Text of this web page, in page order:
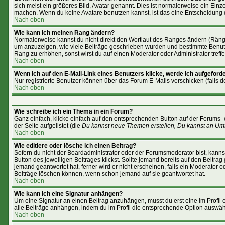
sich meist ein größeres Bild, Avatar genannt. Dies ist normalerweise ein
machen. Wenn du keine Avatare benutzen kannst, ist das eine
Nach oben
Wie kann ich meinen Rang ändern?
Normalerweise kannst du nicht direkt den Wortlaut des Ranges ändern
um anzuzeigen, wie viele Beiträge geschrieben wurden und bestimmte
Rang zu erhöhen, sonst wirst du auf einen Moderator oder Administrator
Nach oben
Wenn ich auf den E-Mail-Link eines Benutzers klicke, werde ich
Nur registrierte Benutzer können über das Forum E-Mails verschicken
Nach oben
Wie schreibe ich ein Thema in ein Forum?
Ganz einfach, klicke einfach auf den entsprechenden Button auf der
der Seite aufgelistet (die Du kannst neue Themen erstellen, Du kannst an
Nach oben
Wie editiere oder lösche ich einen Beitrag?
Sofern du nicht der Boardadministrator oder der Forumsmoderator bist,
Button des jeweiligen Beitrages klickst. Sollte jemand bereits auf den
jemand geantwortet hat, ferner wird er nicht erscheinen, falls ein Moderator
Beiträge löschen können, wenn schon jemand auf sie geantwortet hat.
Nach oben
Wie kann ich eine Signatur anhängen?
Um eine Signatur an einen Beitrag anzuhängen, musst du erst eine im
alle Beiträge anhängen, indem du im Profil die entsprechende Option
Nach oben